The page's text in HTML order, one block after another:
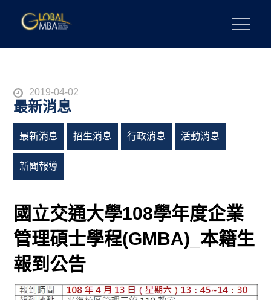
陽明交通大學 GLOBAL MBA
Posted
on
2019-04-02
最新消息
最新消息 招生消息 行政消息 活動消息
新聞報導
國立交通大學108學年度企業
管理碩士學程(GMBA)_本籍生
報到公告